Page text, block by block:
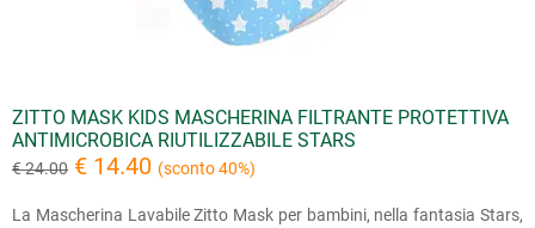
ZITTO MASK KIDS MASCHERINA FILTRANTE PROTETTIVA
ANTIMICROBICA RIUTILIZZABILE STARS
€ 24.00 € 14.40 (sconto 40%)
La Mascherina Lavabile Zitto Mask per bambini, nella fantasia Stars,